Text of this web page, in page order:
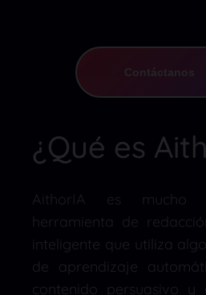
Contáctanos
¿Qué es
AithorIA es
herramienta de
inteligente que utiliza
de aprendizaje
contenido persuasivo